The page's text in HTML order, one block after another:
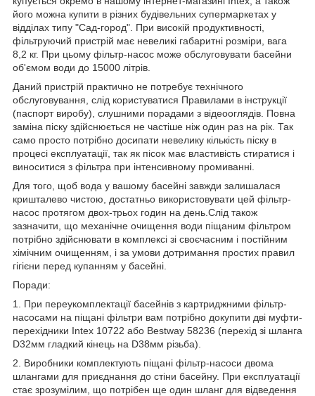
його можна купити в різних будівельних супермаркетах у
відділах типу "Сад-город". При високій продуктивності,
фільтруючий пристрій має невеликі габаритні розміри, вага
8,2 кг. При цьому фільтр-насос може обслуговувати басейни
об'ємом води до 15000 літрів.
Даний пристрій практично не потребує технічного
обслуговування, слід користуватися Правилами в інструкції
(паспорт виробу), слушними порадами з відеооглядів. Повна
заміна піску здійснюється не частіше ніж один раз на рік. Так
само просто потрібно досипати невелику кількість піску в
процесі експлуатації, так як пісок має властивість стиратися і
виноситися з фільтра при інтенсивному промиванні.
Для того, щоб вода у вашому басейні завжди залишалася
кришталево чистою, достатньо використовувати цей фільтр-
насос протягом двох-трьох годин на день.Слід також
зазначити, що механічне очищення води піщаним фільтром
потрібно здійснювати в комплексі зі своєчасним і постійним
хімічним очищенням, і за умови дотримання простих правил
гігієни перед купанням у басейні.
Поради:
1. При переукомплектації басейнів з картриджними фільтр-
насосами на піщані фільтри вам потрібно докупити дві муфти-
перехідники Intex 10722 або Bestway 58236 (перехід зі шланга
D32мм гладкий кінець на D38мм різьба).
2. Виробники комплектують піщані фільтр-насоси двома
шлангами для приєднання до стіни басейну. При експлуатації
стає зрозумілим, що потрібен ще один шланг для відведення